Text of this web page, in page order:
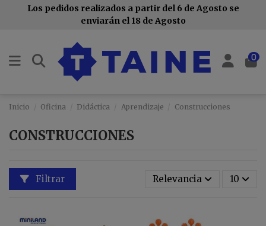
Los pedidos realizados a partir del 6 de Agosto se
enviarán el 18 de Agosto
0
Inicio Oficina Didáctica Aprendizaje Construcciones
CONSTRUCCIONES
Filtrar Relevancia 10